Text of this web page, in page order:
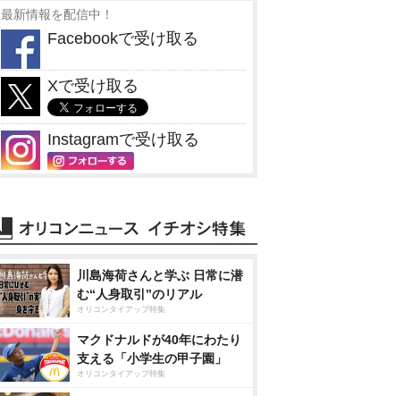
最新情報を配信中！
Facebookで受け取る
Xで受け取る
Instagramで受け取る
川島海荷さんと学ぶ 日常に潜
む“人身取引”のリアル
オリコンタイアップ特集
マクドナルドが40年にわたり
支える「小学生の甲子園」
オリコンタイアップ特集